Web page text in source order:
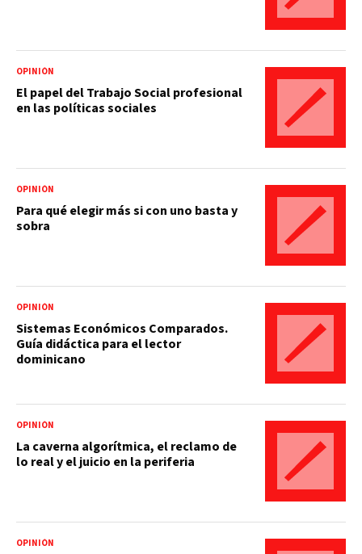
OPINIÓN
El papel del Trabajo Social profesional
en las políticas sociales
OPINIÓN
Para qué elegir más si con uno basta y
sobra
OPINIÓN
Sistemas Económicos Comparados.
Guía didáctica para el lector
dominicano
OPINIÓN
La caverna algorítmica, el reclamo de
lo real y el juicio en la periferia
OPINIÓN